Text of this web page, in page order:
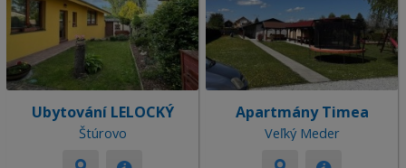
Ubytování LELOCKÝ
Štúrovo
Apartmány Timea
Veľký Meder